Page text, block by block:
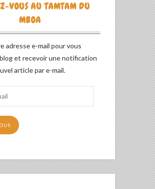
VOUS AU TAMTAM DU
MBOA
adresse e-mail pour vous
et recevoir une notification
article par e-mail.